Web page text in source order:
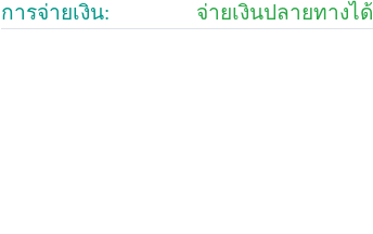
การจ่ายเงิน:
จ่ายเงินปลายทางได้